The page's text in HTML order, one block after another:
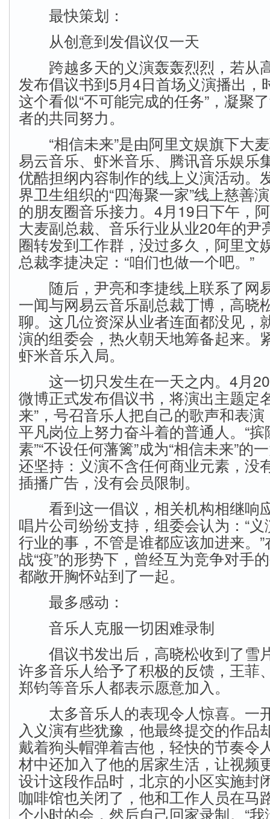
最快策划：
从创意到发倡议仅一天
跨越多天的义演轰轰烈烈，若从
发布倡议书到5月4日首场义演播出，
这个看似“不可能完成的任务”，凝聚
者的共同努力。
“相信未来”是由阿里文娱旗下大
易云音乐、虾米音乐、腾讯音乐娱乐
优酷担纲内容制作的线上义演活动。
界卫生组织的“四海聚一家”线上慈善
的朋友圈音乐接力。4月19日下午，
大麦副总裁、音乐行业从业20年的尹
圈转发到工作群，没过多久，阿里文
总裁李捷决定：“咱们也做一个吧。”
随后，尹亮和李捷线上联系了网
一闻与网易云音乐副总裁丁博，高晓
聊。这几位资深从业者连面都没见，
演的组委会，热火朝天地筹备起来。
虾米音乐入局。
这一切只发生在一天之内。4月
微博正式发布倡议书，将演出主题定
来”，号召音乐人把自己的歌声和表
平凡岗位上努力奋斗着的普通人。“
素”“不设任何藩篱”成为“相信未来”的
还坚持：义演不含任何商业元素，没
插播广告，没有会员限制。
看到这一倡议，相关机构相继响
唱片公司纷纷支持，组委会认为：“
行业的事，不管是谁都应该加进来。
战“疫”的形势下，曾经互为竞争对手
都敞开胸怀站到了一起。
最多感动：
音乐人克服一切困难录制
倡议书发出后，高晓松收到了雪
许多音乐人给予了积极的反馈，王菲
郑钧等音乐人都表示愿意加入。
太多音乐人的表现令人惊喜。一
入义演有些犹豫，他最终提交的作品
戴着狗头帽弹着吉他，轻快的节奏令
材中还加入了他的居家生活，让视频
设计这段作品时，北京的小区实施封
咖啡馆也关闭了，他和工作人员在马
个小时的会，然后自己回家录制。“